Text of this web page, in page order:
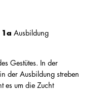
1a Ausbildung
Gestütes. In der
der Ausbildung streben
es um die Zucht